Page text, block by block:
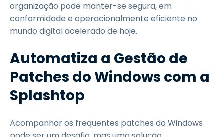
organização pode manter-se segura, em
conformidade e operacionalmente eficiente no
mundo digital acelerado de hoje.
Automatiza a Gestão de
Patches do Windows com a
Splashtop
Acompanhar os frequentes patches do Windows